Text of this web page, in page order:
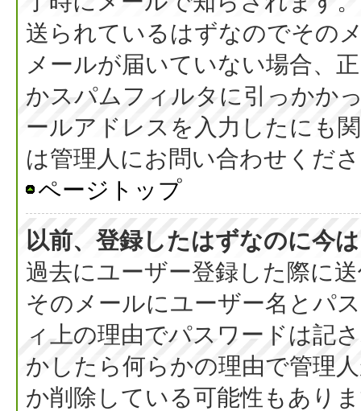
送られているはずなのでその
メールが届いていない場合、
かスパムフィルタに引っかか
ールアドレスを入力したにも
は管理人にお問い合わせくだ
ページトップ
以前、登録したはずなのに今
過去にユーザー登録した際に
そのメールにユーザー名とパ
ィ上の理由でパスワードは記
かしたら何らかの理由で管理
か削除している可能性もあり